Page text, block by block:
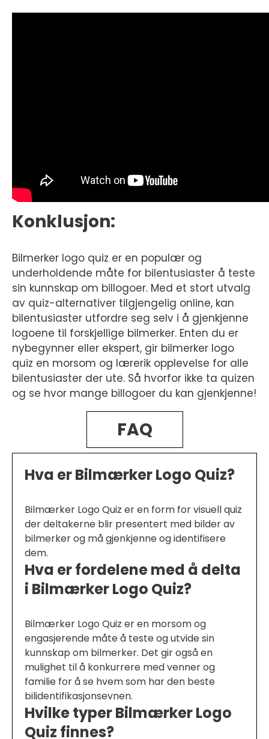
Konklusjon:
Bilmerker logo quiz er en populær og
underholdende måte for bilentusiaster å teste
sin kunnskap om billogoer. Med et stort utvalg
av quiz-alternativer tilgjengelig online, kan
bilentusiaster utfordre seg selv i å gjenkjenne
logoene til forskjellige bilmerker. Enten du er
nybegynner eller ekspert, gir bilmerker logo
quiz en morsom og lærerik opplevelse for alle
bilentusiaster der ute. Så hvorfor ikke ta quizen
og se hvor mange billogoer du kan gjenkjenne!
FAQ
Hva er Bilmærker Logo Quiz?
Bilmærker Logo Quiz er en form for visuell quiz
der deltakerne blir presentert med bilder av
bilmerker og må gjenkjenne og identifisere
dem.
Hva er fordelene med å delta
i Bilmærker Logo Quiz?
Bilmærker Logo Quiz er en morsom og
engasjerende måte å teste og utvide sin
kunnskap om bilmerker. Det gir også en
mulighet til å konkurrere med venner og
familie for å se hvem som har den beste
bilidentifikasjonsevnen.
Hvilke typer Bilmærker Logo
Quiz finnes?